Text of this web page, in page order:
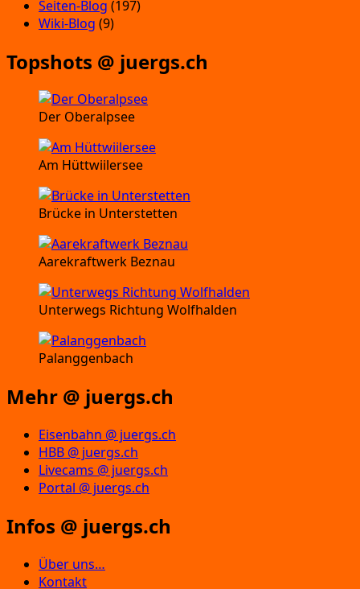
Seiten-Blog (197)
Wiki-Blog (9)
Topshots @ juergs.ch
Der Oberalpsee
Am Hüttwiilersee
Brücke in Unterstetten
Aarekraftwerk Beznau
Unterwegs Richtung Wolfhalden
Palanggenbach
Mehr @ juergs.ch
Eisenbahn @ juergs.ch
HBB @ juergs.ch
Livecams @ juergs.ch
Portal @ juergs.ch
Infos @ juergs.ch
Über uns…
Kontakt